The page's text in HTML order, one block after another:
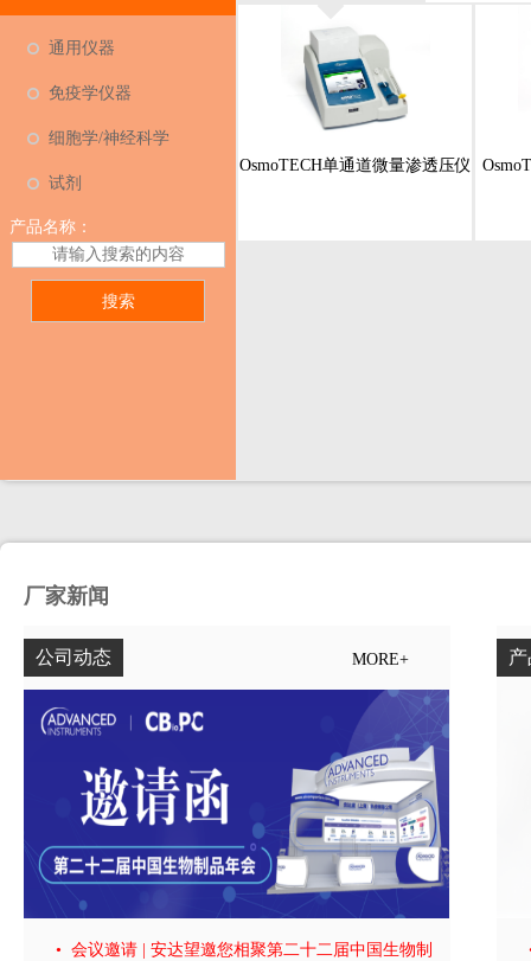
通用仪器
免疫学仪器
细胞学/神经科学
试剂
产品名称：
OsmoTECH单通道微量渗透压仪
厂家新闻
公司动态 MORE+
• 会议邀请 | 安达望邀您相聚第二十二届中国生物制